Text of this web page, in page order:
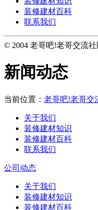
装修建材百科
联系我们
© 2004 老哥吧!老哥交流
新闻动态
当前位置： 老哥吧!老哥交
关于我们
装修建材知识
装修建材百科
联系我们
公司动态
关于我们
装修建材知识
装修建材百科